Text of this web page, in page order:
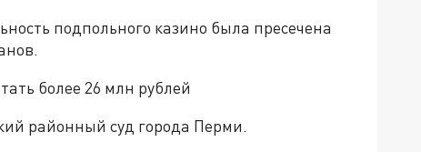
подпольного казино была пресечена
более 26 млн рублей
районный суд города Перми.